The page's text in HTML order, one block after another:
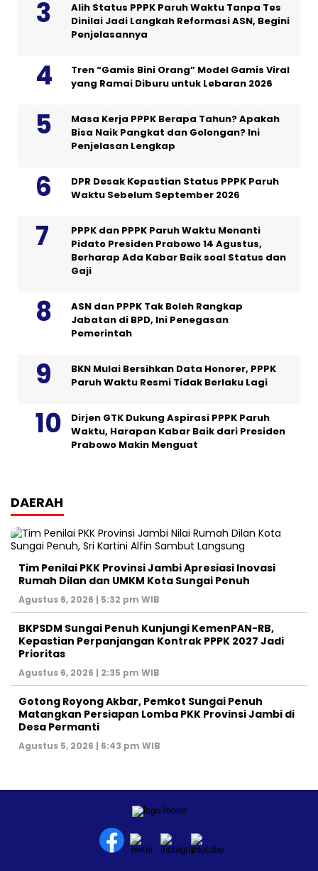
Alih Status PPPK Paruh Waktu Tanpa Tes
Dinilai Jadi Langkah Reformasi ASN, Begini
Penjelasannya
Tren “Gamis Bini Orang” Model Gamis Viral
yang Ramai Diburu untuk Lebaran 2026
Masa Kerja PPPK Berapa Tahun? Apakah
Bisa Naik Pangkat dan Golongan? Ini
Penjelasan Lengkap
DPR Desak Kepastian Status PPPK Paruh
Waktu Sebelum September 2026
PPPK dan PPPK Paruh Waktu Menanti
Pidato Presiden Prabowo 14 Agustus,
Berharap Ada Kabar Baik soal Status dan
Gaji
ASN dan PPPK Tak Boleh Rangkap
Jabatan di BPD, Ini Penegasan
Pemerintah
BKN Mulai Bersihkan Data Honorer, PPPK
Paruh Waktu Resmi Tidak Berlaku Lagi
Dirjen GTK Dukung Aspirasi PPPK Paruh
Waktu, Harapan Kabar Baik dari Presiden
Prabowo Makin Menguat
DAERAH
Tim Penilai PKK Provinsi Jambi Apresiasi Inovasi
Rumah Dilan dan UMKM Kota Sungai Penuh
Agustus 6, 2026 | 5:32 pm WIB
BKPSDM Sungai Penuh Kunjungi KemenPAN-RB,
Kepastian Perpanjangan Kontrak PPPK 2027 Jadi
Prioritas
Agustus 6, 2026 | 2:35 pm WIB
Gotong Royong Akbar, Pemkot Sungai Penuh
Matangkan Persiapan Lomba PKK Provinsi Jambi di
Desa Permanti
Agustus 5, 2026 | 6:43 pm WIB